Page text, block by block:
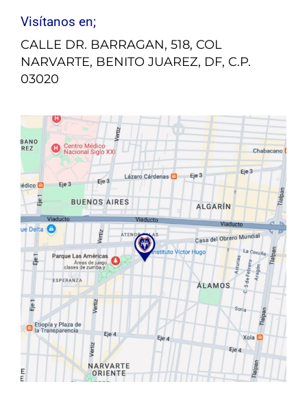
Visítanos en;
CALLE DR. BARRAGAN, 518, COL
NARVARTE, BENITO JUAREZ, DF, C.P.
03020